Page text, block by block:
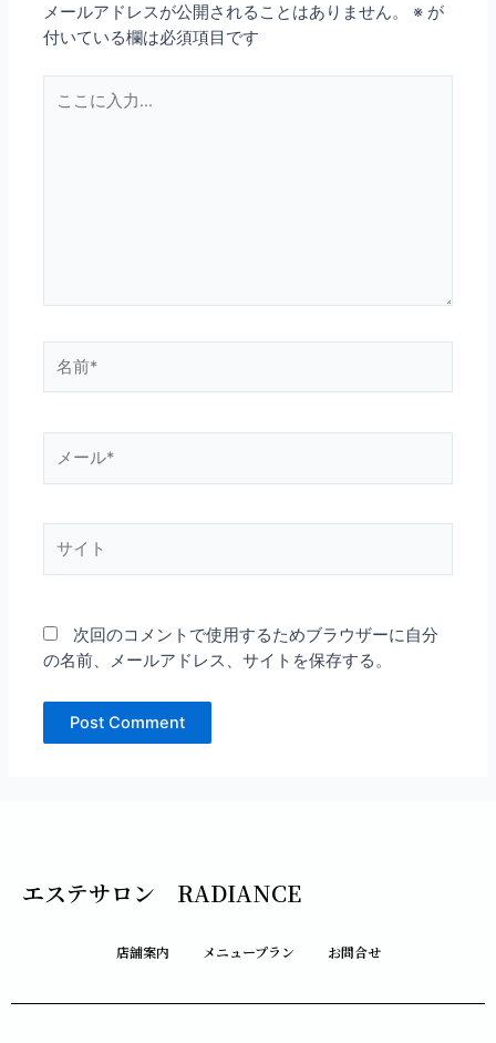
メールアドレスが公開されることはありません。 ※ が
付いている欄は必須項目です
こ
前
ー
*
次回のコメントで使用するためブラウザーに自分
の名前、メールアドレス、サイトを保存する。
エステサロン RADIANCE
店舗案内 メニュープラン お問合せ